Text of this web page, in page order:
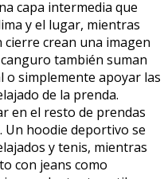
capa intermedia que
y el lugar, mientras
crean una imagen
también suman
o simplemente apoyar las
de la prenda.
en el resto de prendas
Un hoodie deportivo se
y tenis, mientras
con jeans como